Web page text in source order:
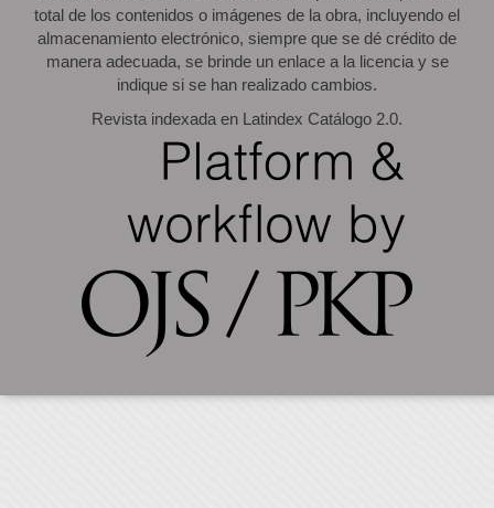
total de los contenidos o imágenes de la obra, incluyendo el
almacenamiento electrónico, siempre que se dé crédito de
manera adecuada, se brinde un enlace a la licencia y se
indique si se han realizado cambios.
Revista indexada en Latindex Catálogo 2.0.